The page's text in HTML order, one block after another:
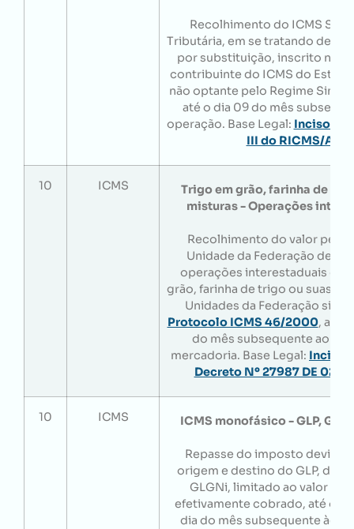
Recolhimento do ICMS
Tributária, em se tratando de
por substituição, inscrito no
contribuinte do ICMS do
não optante pelo Regime
até o dia 09 do mês
operação. Base Legal: Inciso I,
III do RICMS/AP
10 ICMS
Trigo em grão, farinha de
misturas - Operações
Recolhimento do valor
Unidade da Federação de
operações interestaduais
grão, farinha de trigo ou suas
Unidades da Federação
Protocolo ICMS 46/2000, até
do mês subsequente ao da
mercadoria. Base Legal: Inciso
Decreto Nº 27987 DE 02/
10 ICMS ICMS monofásico - GLP,
Repasse do imposto devido
origem e destino do GLP, do
GLGNi, limitado ao valor do
efetivamente cobrado, até o
dia do mês subsequente